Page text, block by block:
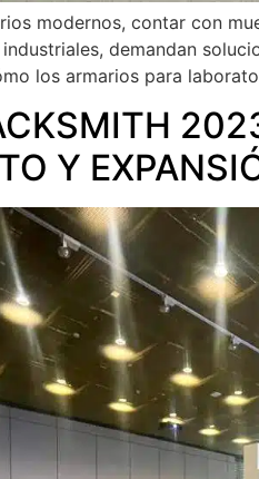
modernos, contar con
demandan
los armarios para
Y